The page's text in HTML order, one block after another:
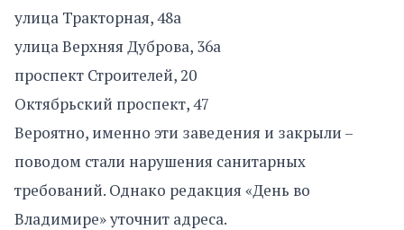
улица Тракторная, 48а
улица Верхняя Дуброва, 36а
проспект Строителей, 20
Октябрьский проспект, 47
Вероятно, именно эти заведения и закрыли –
поводом стали нарушения санитарных
требований. Однако редакция «День во
Владимире» уточнит адреса.